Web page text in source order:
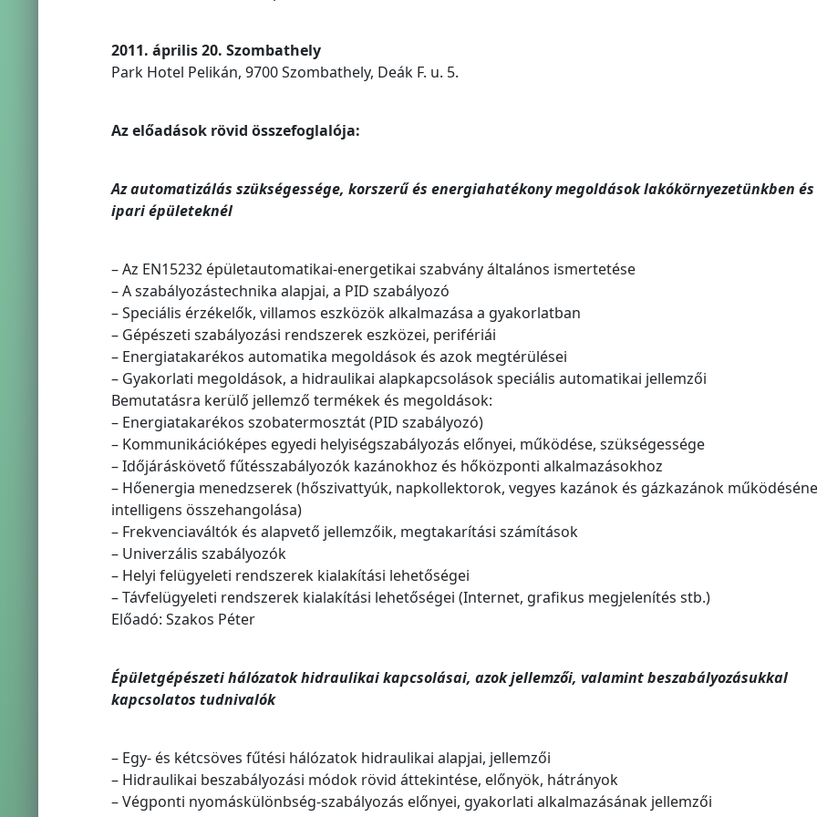
2011. április 20. Szombathely
Park Hotel Pelikán, 9700 Szombathely, Deák F. u. 5.
Az előadások rövid összefoglalója:
Az automatizálás szükségessége, korszerű és energiahatékony megoldások lakókörnyezetünkben és
ipari épületeknél
– Az EN15232 épületautomatikai-energetikai szabvány általános ismertetése
– A szabályozástechnika alapjai, a PID szabályozó
– Speciális érzékelők, villamos eszközök alkalmazása a gyakorlatban
– Gépészeti szabályozási rendszerek eszközei, perifériái
– Energiatakarékos automatika megoldások és azok megtérülései
– Gyakorlati megoldások, a hidraulikai alapkapcsolások speciális automatikai jellemzői
Bemutatásra kerülő jellemző termékek és megoldások:
– Energiatakarékos szobatermosztát (PID szabályozó)
– Kommunikációképes egyedi helyiségszabályozás előnyei, működése, szükségessége
– Időjáráskövető fűtésszabályozók kazánokhoz és hőközponti alkalmazásokhoz
– Hőenergia menedzserek (hőszivattyúk, napkollektorok, vegyes kazánok és gázkazánok
intelligens összehangolása)
– Frekvenciaváltók és alapvető jellemzőik, megtakarítási számítások
– Univerzális szabályozók
– Helyi felügyeleti rendszerek kialakítási lehetőségei
– Távfelügyeleti rendszerek kialakítási lehetőségei (Internet, grafikus megjelenítés stb.)
Előadó: Szakos Péter
Épületgépészeti hálózatok hidraulikai kapcsolásai, azok jellemzői, valamint beszabályozásukkal
kapcsolatos tudnivalók
– Egy- és kétcsöves fűtési hálózatok hidraulikai alapjai, jellemzői
– Hidraulikai beszabályozási módok rövid áttekintése, előnyök, hátrányok
– Végponti nyomáskülönbség-szabályozás előnyei, gyakorlati alkalmazásának jellemzői